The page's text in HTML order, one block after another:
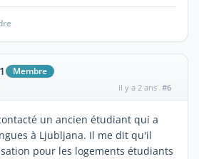
Membre
il y a 2 ans #6
un ancien étudiant qui a
à Ljubljana. Il me dit qu'il
pour les logements étudiants